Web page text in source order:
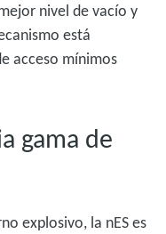
nivel de vacío y
está
acceso mínimos
gama de
explosivo, la nES es